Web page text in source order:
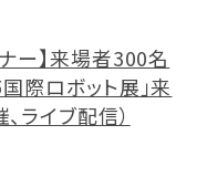
ー】来場者300名
際ロボット展」来
ライブ配信）